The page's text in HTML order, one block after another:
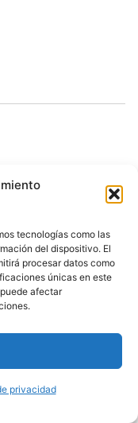
tecnologías como las
del dispositivo. El
procesar datos como
únicas en este
afectar
privacidad